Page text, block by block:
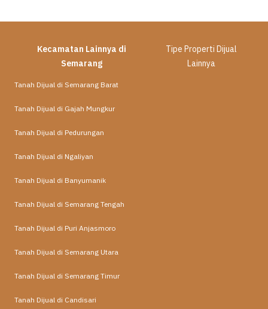
Kecamatan Lainnya di
Semarang
Tipe Properti Dijual
Lainnya
Tanah Dijual di Semarang Barat
Tanah Dijual di Gajah Mungkur
Tanah Dijual di Pedurungan
Tanah Dijual di Ngaliyan
Tanah Dijual di Banyumanik
Tanah Dijual di Semarang Tengah
Tanah Dijual di Puri Anjasmoro
Tanah Dijual di Semarang Utara
Tanah Dijual di Semarang Timur
Tanah Dijual di Candisari